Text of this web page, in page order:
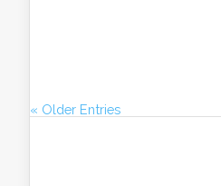
« Older Entries